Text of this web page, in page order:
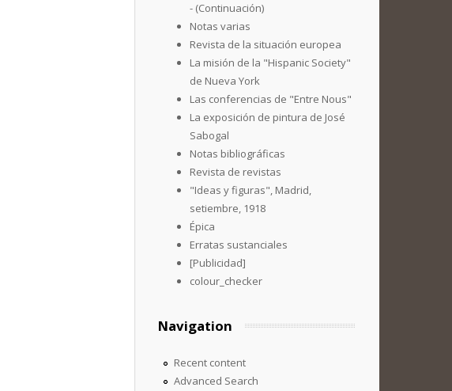
- (Continuación)
Notas varias
Revista de la situación europea
La misión de la "Hispanic Society"
de Nueva York
Las conferencias de "Entre Nous"
La exposición de pintura de José
Sabogal
Notas bibliográficas
Revista de revistas
"Ideas y figuras", Madrid,
setiembre, 1918
Épica
Erratas sustanciales
[Publicidad]
colour_checker
Navigation
Recent content
Advanced Search